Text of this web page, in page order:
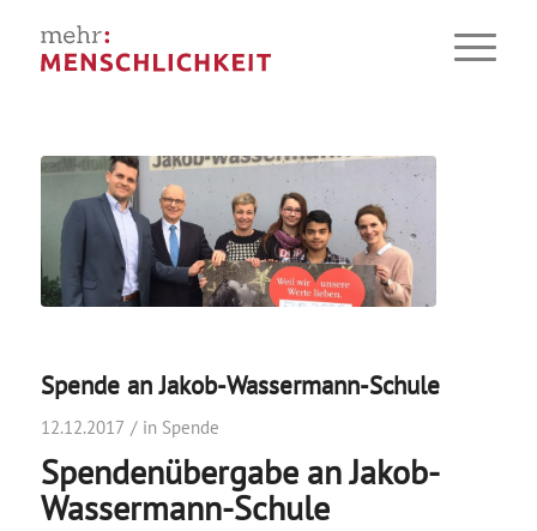
Spende an Jakob-Wassermann-Schule
12.12.2017 in Spende
Spendenübergabe an Jakob-
Wassermann-Schule